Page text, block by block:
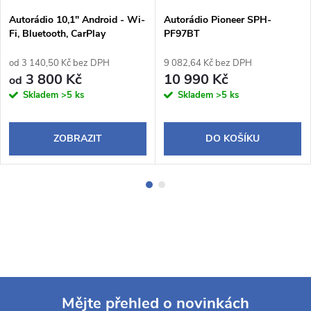
Autorádio 10,1" Android - Wi-
Fi, Bluetooth, CarPlay
od 3 140,50 Kč bez DPH
od 3 800 Kč
Skladem >5 ks
ZOBRAZIT
Autorádio Pioneer SPH-
PF97BT
9 082,64 Kč bez DPH
10 990 Kč
Skladem >5 ks
DO KOŠÍKU
Mějte přehled o novinkách